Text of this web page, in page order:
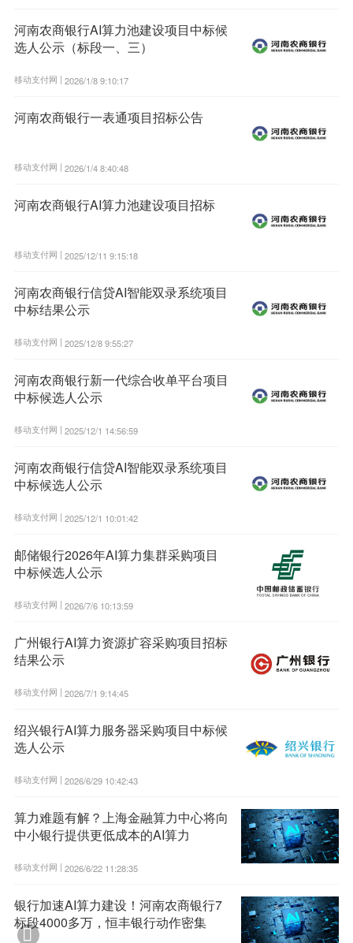
河南农商银行AI算力池建设项目中标候
选人公示（标段一、三）
移动支付网 | 2026/1/8 9:10:17
河南农商银行一表通项目招标公告
移动支付网 | 2026/1/4 8:40:48
河南农商银行AI算力池建设项目招标
移动支付网 | 2025/12/11 9:15:18
河南农商银行信贷AI智能双录系统项目
中标结果公示
移动支付网 | 2025/12/8 9:55:27
河南农商银行新一代综合收单平台项目
中标候选人公示
移动支付网 | 2025/12/1 14:56:59
河南农商银行信贷AI智能双录系统项目
中标候选人公示
移动支付网 | 2025/12/1 10:01:42
邮储银行2026年AI算力集群采购项目
中标候选人公示
移动支付网 | 2026/7/6 10:13:59
广州银行AI算力资源扩容采购项目招标
结果公示
移动支付网 | 2026/7/1 9:14:45
绍兴银行AI算力服务器采购项目中标候
选人公示
移动支付网 | 2026/6/29 10:42:43
算力难题有解？上海金融算力中心将向
中小银行提供更低成本的AI算力
移动支付网 | 2026/6/22 11:28:35
银行加速AI算力建设！河南农商银行7
标段4000多万，恒丰银行动作密集
